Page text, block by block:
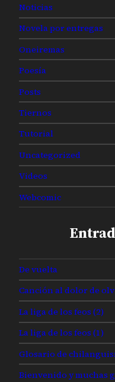
Noticias
Novela por entregas
Oneiremas
Poesía
Posts
Tiernos
Tutorial
Uncategorized
Videos
Webcomic
De vuelta
Canción al dolor de
La liga de los feos (2)
La liga de los feos (1)
Glosario de
Bienvenido y muchas